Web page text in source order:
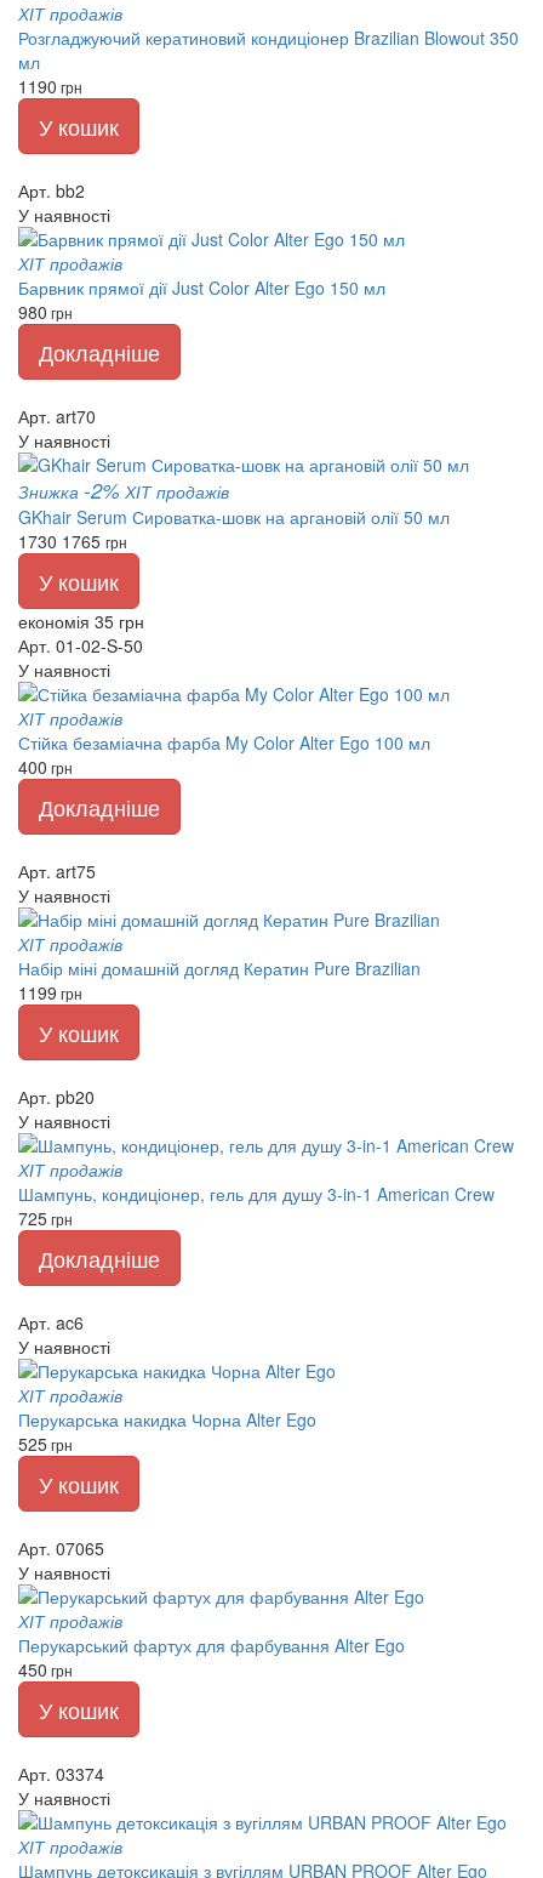
ХІТ продажів
Розгладжуючий кератиновий кондиціонер Brazilian Blowout 350
мл
1190 грн
У кошик
Арт. bb2
У наявності
ХІТ продажів
Барвник прямої дії Just Color Alter Ego 150 мл
980 грн
Докладніше
Арт. art70
У наявності
Знижка -2% ХІТ продажів
GKhair Serum Сироватка-шовк на аргановій олії 50 мл
1730 1765 грн
У кошик
економія 35 грн
Арт. 01-02-S-50
У наявності
ХІТ продажів
Стійка безаміачна фарба My Color Alter Ego 100 мл
400 грн
Докладніше
Арт. art75
У наявності
ХІТ продажів
Набір міні домашній догляд Кератин Pure Brazilian
1199 грн
У кошик
Арт. pb20
У наявності
ХІТ продажів
Шампунь, кондиціонер, гель для душу 3-in-1 American Crew
725грн
Докладніше
Арт. ac6
У наявності
ХІТ продажів
Перукарська накидка Чорна Alter Ego
525грн
У кошик
Арт. 07065
У наявності
ХІТ продажів
Перукарський фартух для фарбування Alter Ego
450 грн
У кошик
Арт. 03374
У наявності
ХІТ продажів
Шампунь детоксикація з вугіллям URBAN PROOF Alter Ego